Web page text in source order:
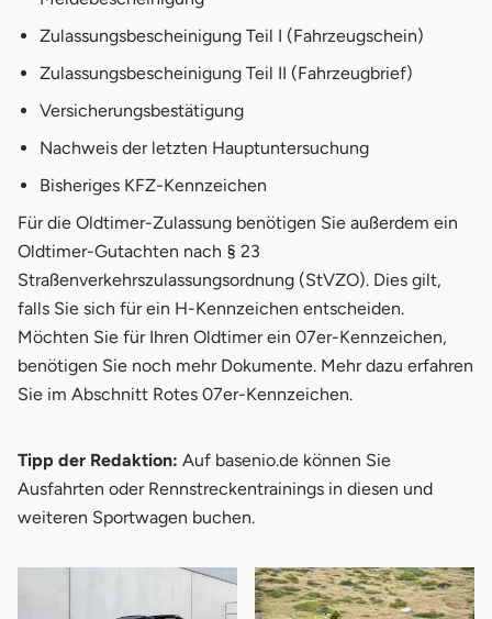
Zulassungsbescheinigung Teil I (Fahrzeugschein)
Zulassungsbescheinigung Teil II (Fahrzeugbrief)
Versicherungsbestätigung
Nachweis der letzten Hauptuntersuchung
Bisheriges KFZ-Kennzeichen
Für die Oldtimer-Zulassung benötigen Sie außerdem ein
Oldtimer-Gutachten nach § 23
Straßenverkehrszulassungsordnung (StVZO). Dies gilt,
falls Sie sich für ein H-Kennzeichen entscheiden.
Möchten Sie für Ihren Oldtimer ein 07er-Kennzeichen,
benötigen Sie noch mehr Dokumente. Mehr dazu erfahren
Sie im Abschnitt Rotes 07er-Kennzeichen.
Tipp der Redaktion: Auf basenio.de können Sie
Ausfahrten oder Rennstreckentrainings in diesen und
weiteren Sportwagen buchen.